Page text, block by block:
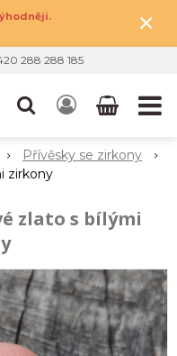
×
288 288 185
Přívěsky se zirkony
zirkony
zlato s bílými